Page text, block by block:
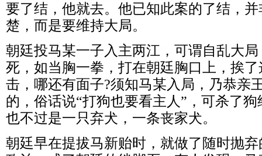
要了结，他就去。他已知此案的了结，
楚，而是要维持大局。
朝廷投马某一子入主两江，可谓自乱大
死，如当胸一拳，打在朝廷胸口上，挨
击，哪还有面子?须知马某入局，乃恭亲
的，俗话说“打狗也要看主人”，可杀了
也不过是一只弃犬，一条丧家犬。
朝廷早在提拔马新贻时，就做了随时抛